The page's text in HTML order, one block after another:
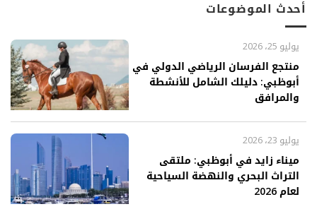
أحدث الموضوعات
منتجع الفرسان الرياضي الدولي في
أبوظبي: دليلك الشامل للأنشطة
والمرافق
يوليو 25، 2026
ميناء زايد في أبوظبي: ملتقى
التراث البحري والنهضة السياحية
لعام 2026
يوليو 23، 2026